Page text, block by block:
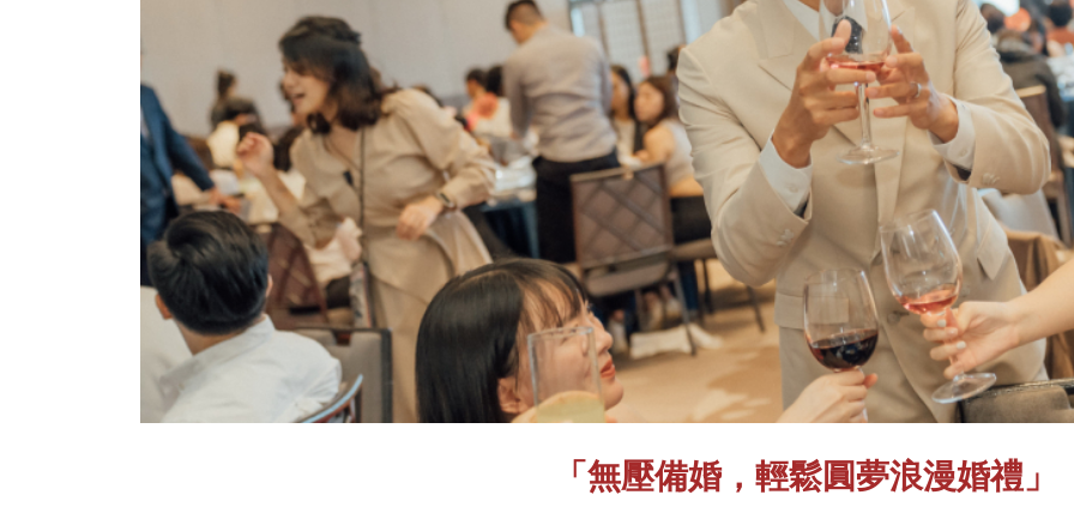
「無壓備婚，輕鬆圓夢浪漫婚禮」